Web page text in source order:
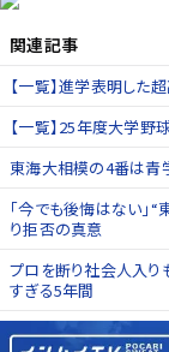
関連記事
【一覧】進学表明した
【一覧】25年度大学野
東海大相模の4番は青
「今でも後悔はない」
り拒否の真意
プロを断り社会人入り
すぎる5年間